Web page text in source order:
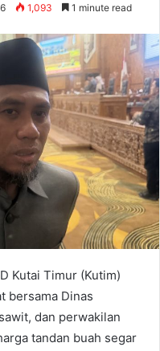
1,093 1 minute read
Kutai Timur (Kutim)
bersama Dinas
dan perwakilan
tandan buah segar